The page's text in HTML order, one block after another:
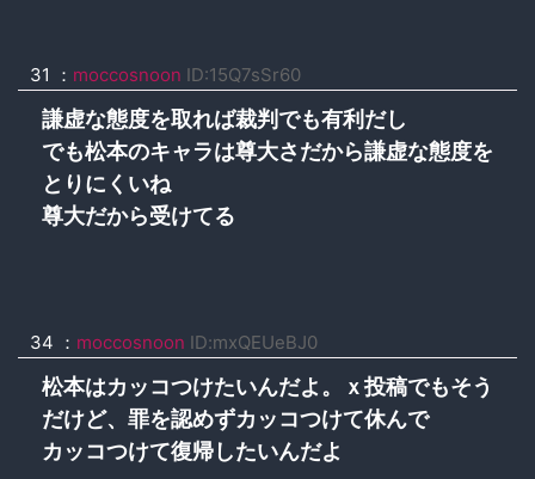
31 ： moccosnoon ID:15Q7sSr60
謙虚な態度を取れば裁判でも有利だし
でも松本のキャラは尊大さだから謙虚な態度を
とりにくいね
尊大だから受けてる
34 ： moccosnoon ID:mxQEUeBJ0
松本はカッコつけたいんだよ。ｘ投稿でもそう
だけど、罪を認めずカッコつけて休んで
カッコつけて復帰したいんだよ